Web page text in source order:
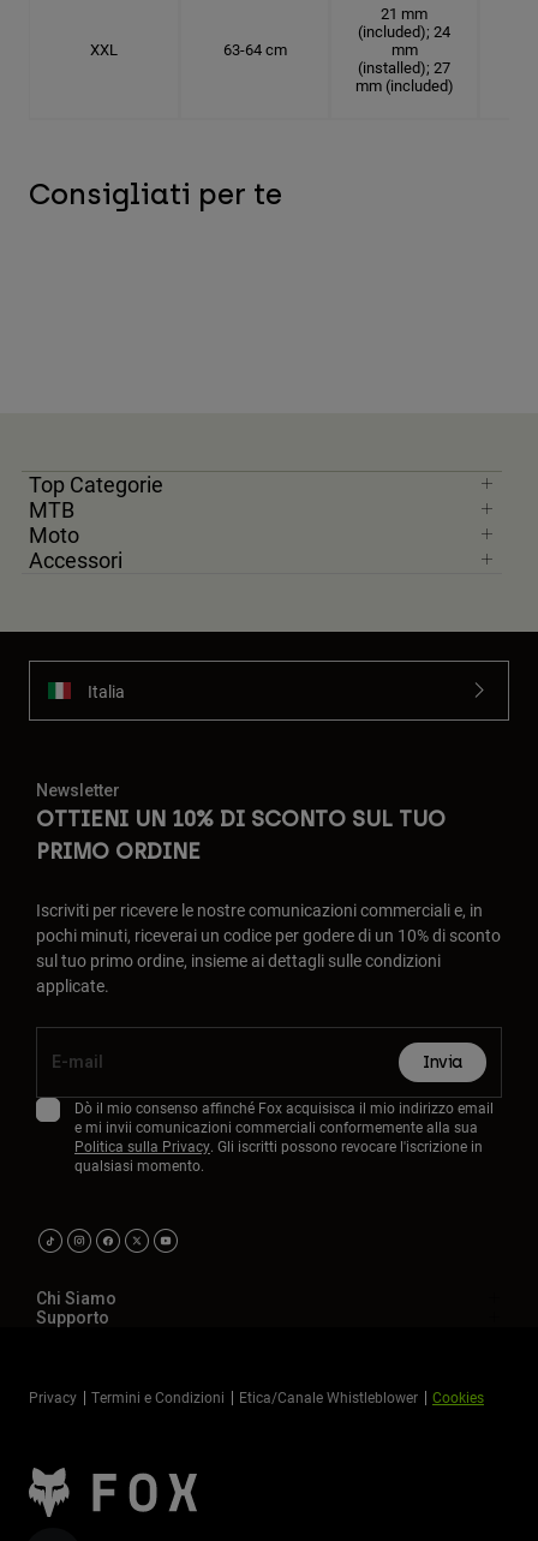
XXL 63-64 cm
21 mm
(included); 24
mm
(installed); 27
mm (included)
Consigliati per te
Top Categorie
MTB
Moto
Accessori
Italia
Newsletter
OTTIENI UN 10% DI SCONTO SUL TUO
PRIMO ORDINE
Iscriviti per ricevere le nostre comunicazioni commerciali e, in
pochi minuti, riceverai un codice per godere di un 10% di sconto
sul tuo primo ordine, insieme ai dettagli sulle condizioni
applicate.
Invia
Dò il mio consenso affinché Fox acquisisca il mio indirizzo email
e mi invii comunicazioni commerciali conformemente alla sua
Politica sulla Privacy. Gli iscritti possono revocare l'iscrizione in
qualsiasi momento.
Chi Siamo
Supporto
Privacy Termini e Condizioni Etica/Canale Whistleblower Cookies